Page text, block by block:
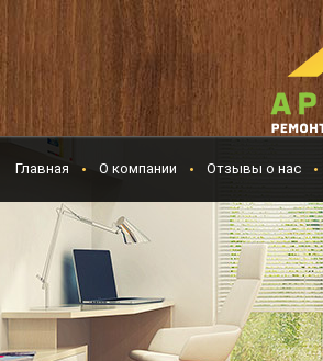
Главная О компании Отзывы о нас